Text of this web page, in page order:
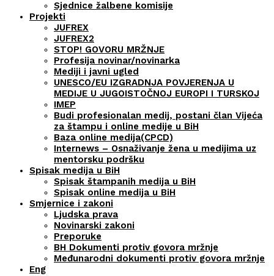
Sjednice žalbene komisije
Projekti
JUFREX
JUFREX2
STOP! GOVORU MRŽNJE
Profesija novinar/novinarka
Mediji i javni ugled
UNESCO/EU IZGRADNJA POVJERENJA U
MEDIJE U JUGOISTOČNOJ EUROPI I TURSKOJ
IMEP
Budi profesionalan medij, postani član Vijeća
za štampu i online medije u BiH
Baza online medija(CPCD)
Internews – Osnaživanje žena u medijima uz
mentorsku podršku
Spisak medija u BiH
Spisak štampanih medija u BiH
Spisak online medija u BiH
Smjernice i zakoni
Ljudska prava
Novinarski zakoni
Preporuke
BH Dokumenti protiv govora mržnje
Međunarodni dokumenti protiv govora mržnje
Eng